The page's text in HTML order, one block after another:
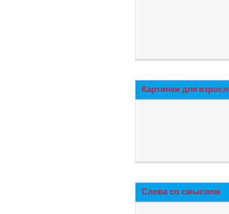
Картинки для
Слова со смыслом